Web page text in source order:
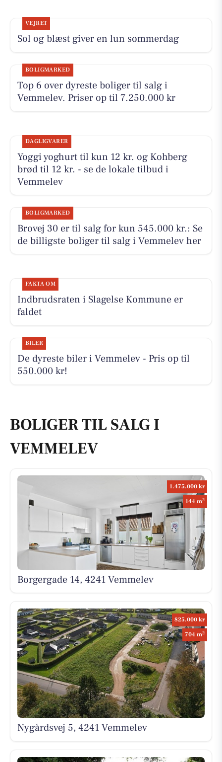
VEJRET
Sol og blæst giver en lun sommerdag
BOLIGMARKED
Top 6 over dyreste boliger til salg i
Vemmelev. Priser op til 7.250.000 kr
DAGLIGVARER
Yoggi yoghurt til kun 12 kr. og Kohberg
brød til 12 kr. - se de lokale tilbud i
Vemmelev
BOLIGMARKED
Brovej 30 er til salg for kun 545.000 kr.: Se
de billigste boliger til salg i Vemmelev her
FAKTA OM
Indbrudsraten i Slagelse Kommune er
faldet
BILER
De dyreste biler i Vemmelev - Pris op til
550.000 kr!
BOLIGER TIL SALG I
VEMMELEV
1.475.000 kr
144 m2
Borgergade 14, 4241 Vemmelev
825.000 kr
704 m2
Nygårdsvej 5, 4241 Vemmelev